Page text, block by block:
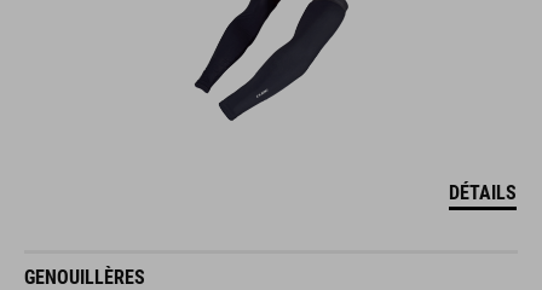
DÉTAILS
GENOUILLÈRES